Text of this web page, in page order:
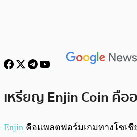
เหรียญ Enjin Coin คืออ
Enjin คือแพลตฟอร์มเกมทางโซเ